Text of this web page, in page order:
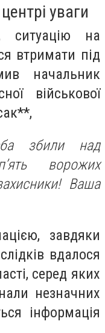
уваги
ситуацію на
втримати під
начальник
військової
збили над
ворожих
Ваша
завдяки
вдалося
серед яких
незначних
інформація